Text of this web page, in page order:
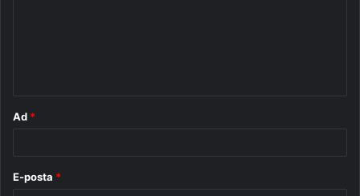
Ad *
E-posta *